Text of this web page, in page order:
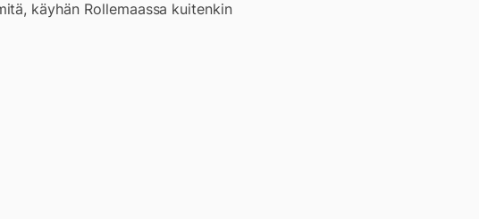
käyhän Rollemaassa kuitenkin